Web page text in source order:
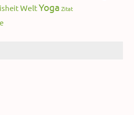
WeltYoga Zitat